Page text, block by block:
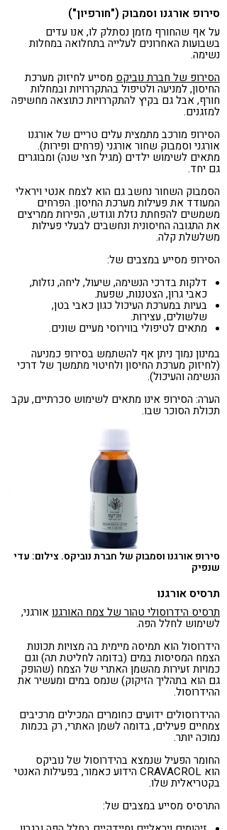
סירופ אורגנו וסמבוק ("חורפיון")
על אף שהחורף מזמן נסתלק לו, אנו עדים
בשבועות האחרונים לעלייה בתחלואה במחלות
נשימה.
הסירופ של חברת נוביקסמסייע לחיזוק מערכת
החיסון, למניעה ולטיפול בהתקררויות ובמחלות
חורף, אבל גם בקיץ להתקררויות כתוצאה מחשיפה
למזגנים.
הסירופ מורכב מתמצית עלים טריים של אורגנו
אורגני וסמבוק שחור אורגני (פרחים ופירות).
מתאים לשימוש ילדים (מגיל חצי שנה) ומבוגרים
גם יחד.
הסמבוק השחור נחשב גם הוא לצמח אנטי ויראלי
המעודד את פעילות מערכת החיסון. הפרחים
משמשים להפחתת נזלת וגודש, הפירות ממריצים
את התגובה החיסונית ונחשבים לבעלי פעילות
משלשלת קלה.
הסירופ מסייע במצבים של:
דלקות בדרכי הנשימה, שיעול, ליחה, נזלות,
כאבי גרון, הצטננות, שפעת.
בעיות במערכת העיכול כגון כאבי בטן,
שלשולים, עצירות.
מתאים לטיפולי בווירוסי מעיים שונים.
במינון נמוך ניתן אף להשתמש בסירופ כמניעה
(לחיזוק מערכת החיסון ולחיטוי מתמשך של דרכי
הנשימה והעיכול).
הערה: הסירופ אינו מתאים לשימוש סכרתיים, עקב
תכולת הסוכר שבו.
סירופ אורגנו וסמבוק של חברת נוביקס. צילום: עדי
שנפיק
תרסיס אורגנו
תרסיס הידרוסולי טהור של צמח האורגנו אורגני,
לשימוש לחלל הפה.
הידרוסול הוא תמיסה מיימית בה מצויות תכונות
הצמח המסיסות במים (בדומה לחליטת תה) וגם
כמויות זעירות מהשמן האתרי של הצמח (שהופק
גם הוא בתהליך הזיקוק) שנמס במים ומעשיר את
ההידרוסול.
ההידרוסולים ידועים כחומרים המכילים מרכיבים
צמחיים פעילים, בדומה לשמן האתרי, רק בכמות
נמוכה יותר.
החומר הפעיל שנמצא בהידרוסול של נוביקס
הוא CRAVACROL הידוע כאמור, בפעילות האנטי
בקטריאלית שלו.
התרסיס מסייע במצבים של: